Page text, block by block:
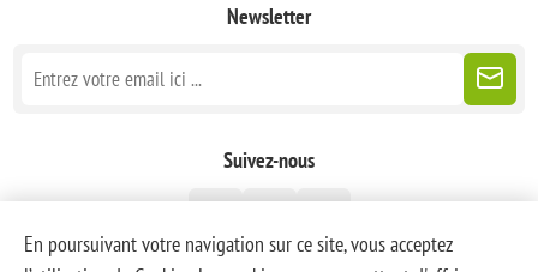
Newsletter
Suivez-nous
En poursuivant votre navigation sur ce site, vous acceptez